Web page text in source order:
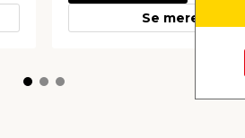
Se mere